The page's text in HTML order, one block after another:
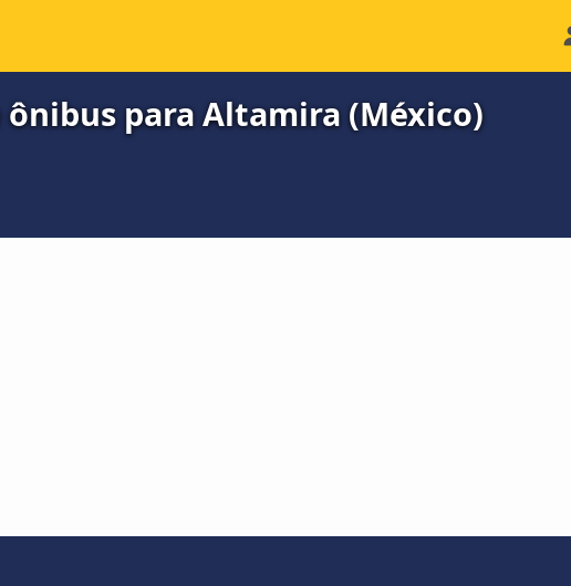
ônibus para Altamira (México)